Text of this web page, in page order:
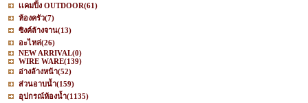
เเคมปิ้ง OUTDOOR(61)
ห้องครัว(7)
ซิงค์ล้างจาน(13)
อะไหล่(26)
NEW ARRIVAL(0)
WIRE WARE(139)
อ่างล้างหน้า(52)
ส่วนอาบน้ำ(159)
อุปกรณ์ห้องน้ำ(1135)